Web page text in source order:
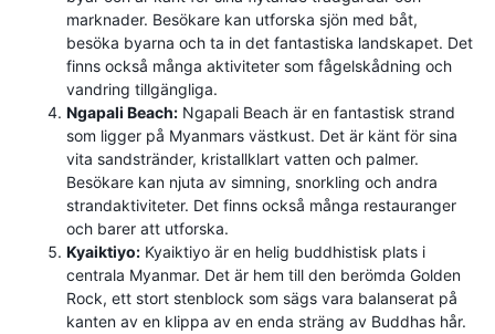
marknader. Besökare kan utforska sjön med båt,
besöka byarna och ta in det fantastiska landskapet. Det
finns också många aktiviteter som fågelskådning och
vandring tillgängliga.
Ngapali Beach: Ngapali Beach är en fantastisk strand
som ligger på Myanmars västkust. Det är känt för sina
vita sandstränder, kristallklart vatten och palmer.
Besökare kan njuta av simning, snorkling och andra
strandaktiviteter. Det finns också många restauranger
och barer att utforska.
Kyaiktiyo: Kyaiktiyo är en helig buddhistisk plats i
centrala Myanmar. Det är hem till den berömda Golden
Rock, ett stort stenblock som sägs vara balanserat på
kanten av en klippa av en enda sträng av Buddhas hår.